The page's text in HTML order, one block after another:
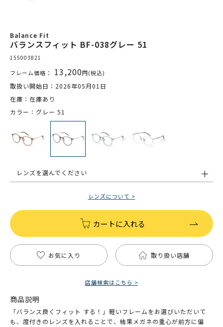
Balance Fit
バランスフィット BF-038グレー 51
155003821
フレーム価格： 13,200円(税込)
取扱い開始日：2026年05月01日
在庫：在庫あり
カラー：グレー 51
レンズを選んでください
レンズについて >
カートに入れる
お気に入り 取り扱い店舗
店舗検索はこちら >
商品説明
「バランス良くフィット する！」軽いフレームをお選びいただいて
も、度付きのレンズを入れることで、結果メガネの重心が前方に偏